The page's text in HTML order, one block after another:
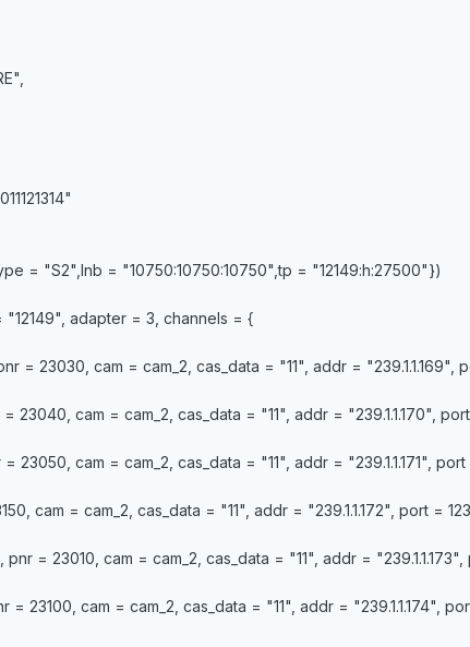
= "S2",lnb = "10750:10750:10750",tp = "12149:h:27500"})
"12149", adapter = 3, channels = {
= 23030, cam = cam_2, cas_data = "11", addr = "239.1.1.169",
23040, cam = cam_2, cas_data = "11", addr = "239.1.1.170", port
cam = cam_2, cas_data = "11", addr = "239.1.1.171", port
cam = cam_2, cas_data = "11", addr = "239.1.1.172", port =
= 23010, cam = cam_2, cas_data = "11", addr = "239.1.1.173",
23100, cam = cam_2, cas_data = "11", addr = "239.1.1.174",